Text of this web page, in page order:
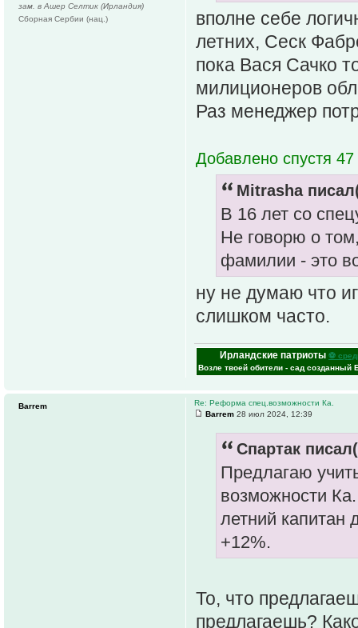
вполне себе
летних, Сеск
пока Вася Сачко
милиционеров
Раз менеджер
Добавлено спустя 47
Mitrasha
В 16 лет со
Не говорю о
фамилии - это
ну не думаю что
слишком часто.
Ирландские патриоты ⚽
Возле твоей обители - сад созданный
зам. в Ашер Селтик (Ирландия)
Сборная Сербии (нац.)
Re: Реформа спец.возможности Ка.
Barrem 28 июл 2024, 12:39
Спартак
Предлагаю
возможности
летний капитан
+12%.
То, что
предлагаешь?
Barrem